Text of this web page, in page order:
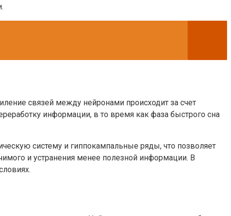
связей между нейронами происходит за счет
информации, в то время как фаза быстрого сна
систему и гиппокампальные ряды, что позволяет
и устранения менее полезной информации. В